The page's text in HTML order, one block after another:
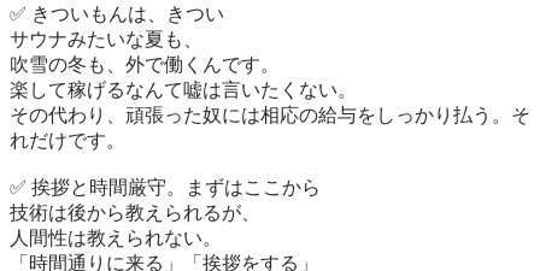
✅ きついもんは、きつい
サウナみたいな夏も、
吹雪の冬も、外で働くんです。
楽して稼げるなんて嘘は言いたくない。
その代わり、頑張った奴には相応の給与をしっかり払う。そ
れだけです。
✅ 挨拶と時間厳守。まずはここから
技術は後から教えられるが、
人間性は教えられない。
「時間通りに来る」「挨拶をする」